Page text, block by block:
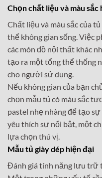
Chọn chất liệu và màu
Chất liệu và màu sắc của
thể không gian sống. Việc
các món đồ nội thất khác
tạo ra một tổng thể thống
cho người sử dụng.
Nếu không gian của bạn
chọn mẫu tủ có màu sắc
pastel nhẹ nhàng để tạo
yêu thích sự nổi bật, một
lựa chọn thú vị.
Mẫu tủ giày dép hiện đại
Đánh giá tính năng lưu trữ